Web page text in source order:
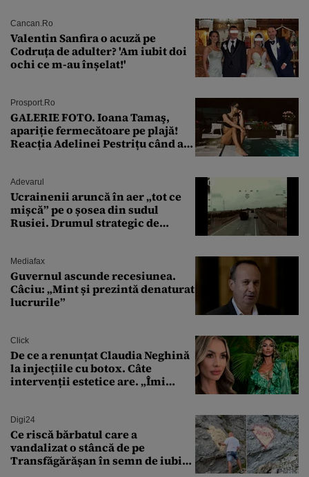
Cancan.ro
Valentin Sanfira o acuză pe
Codruța de adulter? 'Am iubit doi
ochi ce m-au înșelat!'
Prosport.ro
GALERIE FOTO. Ioana Tamaş,
apariție fermecătoare pe plajă!
Reacția Adelinei Pestrițu când a
Adevarul
Ucrainenii aruncă în aer „tot ce
mișcă” pe o șosea din sudul
Rusiei. Drumul strategic de
Mediafax
Guvernul ascunde recesiunea.
Câciu: „Mint și prezintă denaturat
lucrurile”
Click
De ce a renunțat Claudia Neghină
la injecțiile cu botox. Câte
intervenții estetice are. „Îmi
Digi24
Ce riscă bărbatul care a
vandalizat o stâncă de pe
Transfăgărășan în semn de iubire